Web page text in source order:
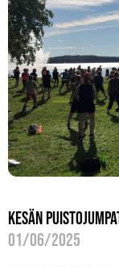
Kesän
01/06/2025